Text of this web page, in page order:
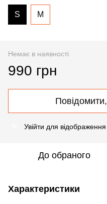
S M
Немає в наявності
990 грн
Увійти для
До обраного
Характеристики